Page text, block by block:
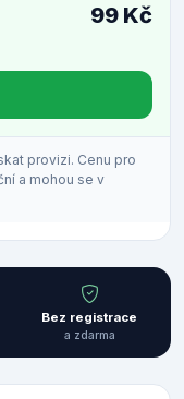
99 Kč
provizi. Cenu pro
a mohou se v
Bez registrace
a zdarma